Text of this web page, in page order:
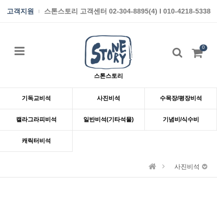
고객지원 스톤스토리 고객센터 02-304-8895(4) I 010-4218-5338
스톤스토리
0
기독교비석 사진비석 수목장/평장비석
캘라그라피비석 일반비석(기타석물) 기념비/식수비
캐릭터비석
사진비석